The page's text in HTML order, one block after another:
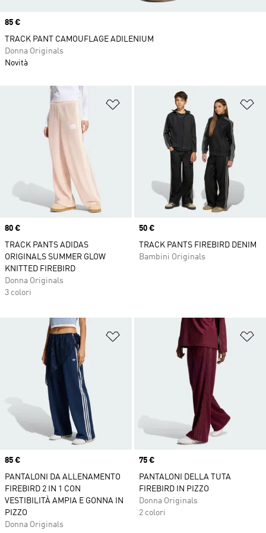
Aggiungi alla lista dei desideri
Price
80 €
TRACK PANTS ADIDAS
ORIGINALS SUMMER GLOW
KNITTED FIREBIRD
Donna Originals
3 colori
Price
50 €
TRACK PANTS FIREBIRD DENIM
Bambini Originals
Aggiungi alla lista dei desideri
Price
85 €
PANTALONI DA ALLENAMENTO
FIREBIRD 2 IN 1 CON
VESTIBILITÀ AMPIA E GONNA IN
PIZZO
Donna Originals
Price
75 €
PANTALONI DELLA TUTA
FIREBIRD IN PIZZO
Donna Originals
2 colori
Price
85 €
TRACK PANT CAMOUFLAGE ADILENIUM
Donna Originals
Novità